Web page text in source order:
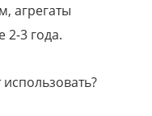
агрегаты
2-3 года.
использовать?